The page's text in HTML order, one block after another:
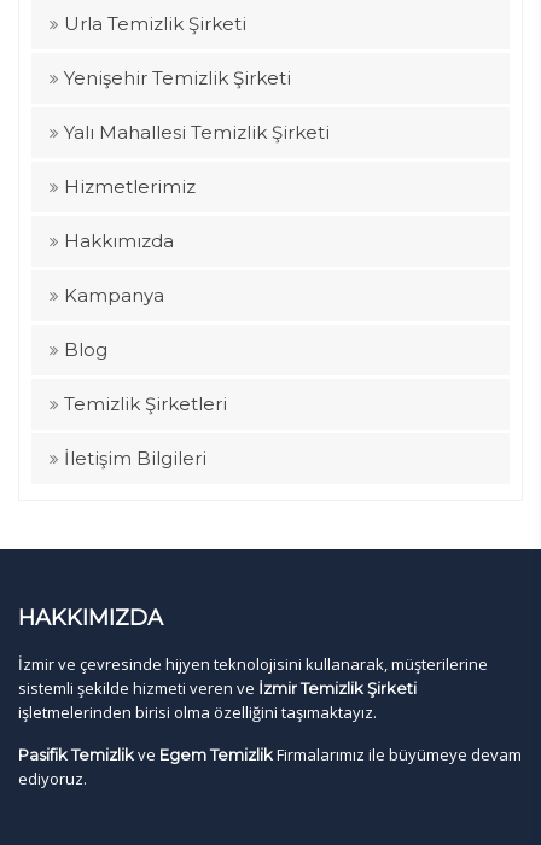
Urla Temizlik Şirketi
Yenişehir Temizlik Şirketi
Yalı Mahallesi Temizlik Şirketi
Hizmetlerimiz
Hakkımızda
Kampanya
Blog
Temizlik Şirketleri
İletişim Bilgileri
HAKKIMIZDA
İzmir ve çevresinde hijyen teknolojisini kullanarak, müşterilerine
sistemli şekilde hizmeti veren ve İzmir Temizlik Şirketi
işletmelerinden birisi olma özelliğini taşımaktayız.
Pasifik Temizlikve Egem TemizlikFirmalarımız ile büyümeye devam
ediyoruz.